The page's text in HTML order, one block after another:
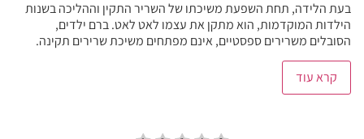
בעת הלידה, תחת השפעת משיכתו של השריר התקין וההליכה בשנות
הילדות המוקדמות, הוא מתקן את עצמו לאט לאט. ברם ילדים,
הסובלים משרירים ספסטיים, אינם מפתחים משיכת שרירים תקינה.
קרא עוד